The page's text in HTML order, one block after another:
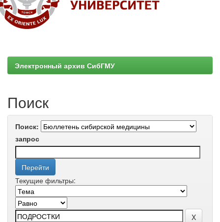
Электронный архив СибГМУ
Поиск
Поиск:
запрос
Текущие фильтры: